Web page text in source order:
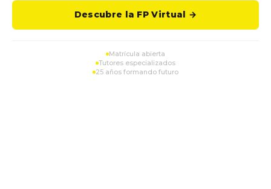
Descubre la FP Virtual →
Matrícula abierta
Tutores especializados
25 años formando futuro